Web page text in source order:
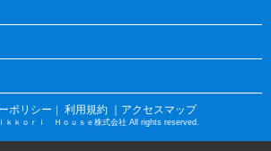
ポリシー 利用規約 ｜アクセスマップ
ｋｋｏｒｉ Ｈｏｕｓｅ株式会社 All rights reserved.